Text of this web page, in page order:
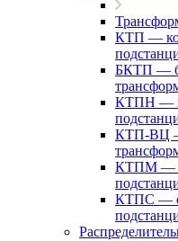
КТП —
БКТП —
КТПН —
КТП-ВЦ —
КТПМ —
КТПС —